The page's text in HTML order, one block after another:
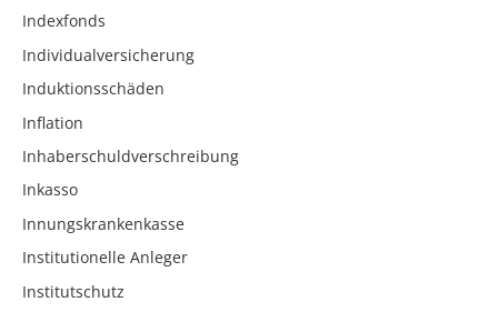
Indexfonds
Individualversicherung
Induktionsschäden
Inflation
Inhaberschuldverschreibung
Inkasso
Innungskrankenkasse
Institutionelle Anleger
Institutschutz